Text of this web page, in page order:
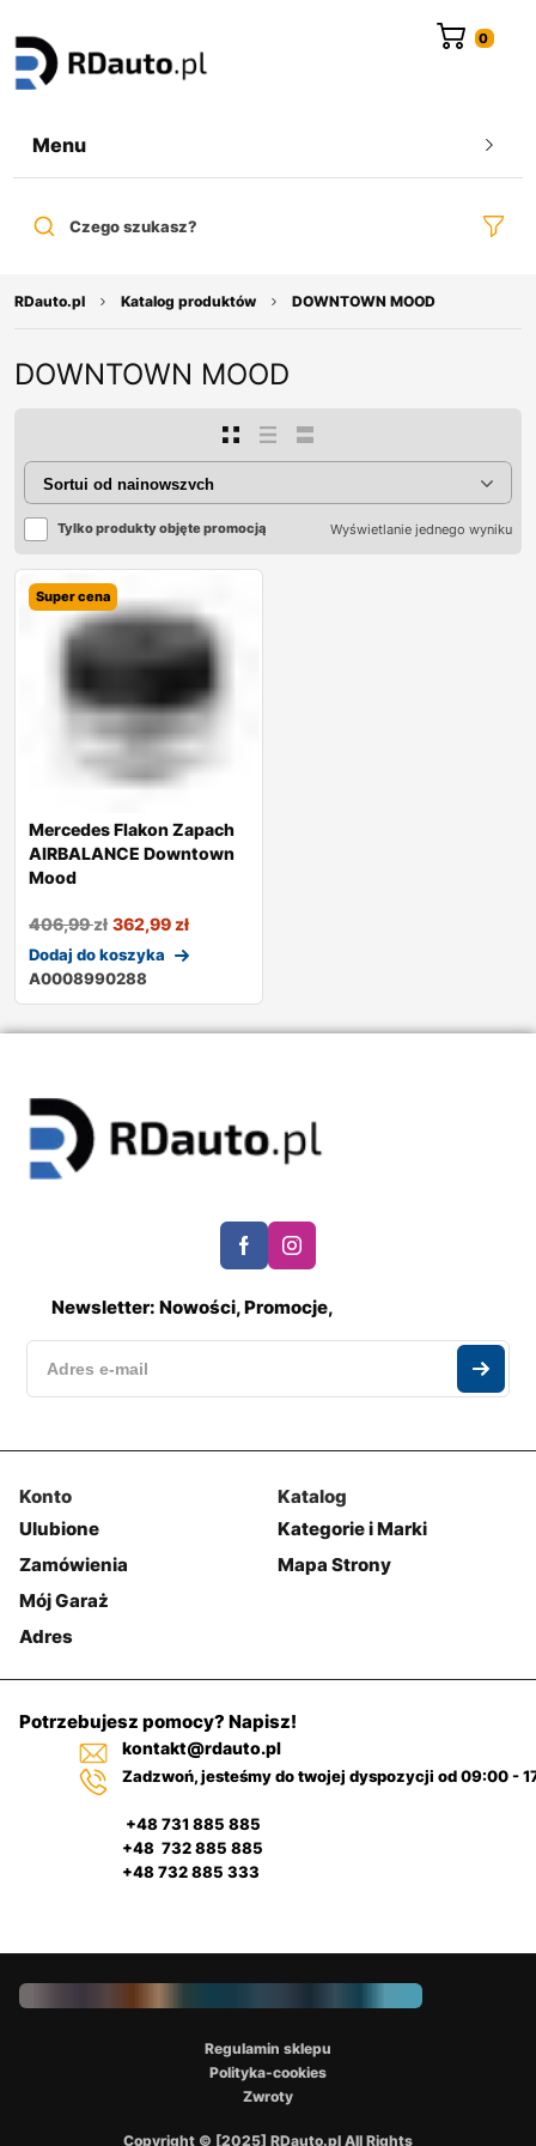
Menu
Czego szukasz?
RDauto.pl Katalog produktów DOWNTOWN MOOD
DOWNTOWN MOOD
Tylko produkty objęte promocją Wyświetlanie jednego wyniku
Super cena
Mercedes Flakon Zapach
AIRBALANCE Downtown
Mood
406,99zł 362,99zł
Dodaj do koszyka
A0008990288
Newsletter: Nowości, Promocje,
Konto
Ulubione
Zamówienia
Mój Garaż
Adres
Katalog
Kategorie i Marki
Mapa Strony
Potrzebujesz pomocy? Napisz!
kontakt@rdauto.pl
Zadzwoń, jesteśmy do twojej dyspozycji od 09:00 -
+48 731 885 885
+48 732 885 885
+48 732 885 333
Copyright © [2025] RDauto.pl All Rights
Regulamin sklepu
Polityka-cookies
Zwroty